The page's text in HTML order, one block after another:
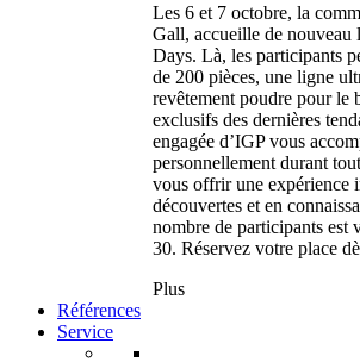
Les 6 et 7 octobre, la
Gall, accueille de
Days. Là, les participants
de 200 pièces, une ligne
revêtement poudre pour le
exclusifs des dernières
engagée d’IGP vous
personnellement durant
vous offrir une expérience
découvertes et en
nombre de participants est
30. Réservez votre place
Plus
Références
Service